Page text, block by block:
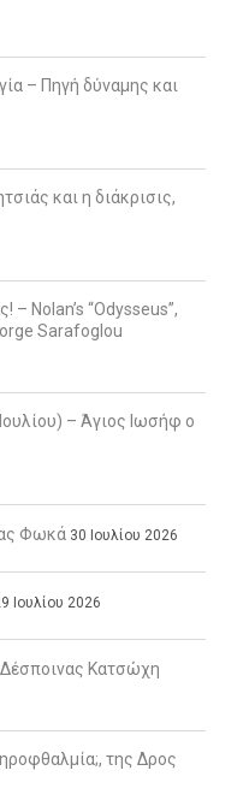
– Πηγή δύναμης και
και η διάκρισις,
Nolan’s “Odysseus”,
Sarafoglou
– Άγιος Ιωσήφ ο
Φωκά 30 Ιουλίου 2026
Ιουλίου 2026
Κατσώχη
της Δρος